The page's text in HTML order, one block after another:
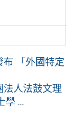
布 「外國特定
法人法鼓文理
學 ...